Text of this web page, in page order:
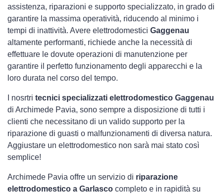
assistenza, riparazioni e supporto specializzato, in grado di
garantire la massima operatività, riducendo al minimo i
tempi di inattività. Avere elettrodomestici Gaggenau
altamente performanti, richiede anche la necessità di
effettuare le dovute operazioni di manutenzione per
garantire il perfetto funzionamento degli apparecchi e la
loro durata nel corso del tempo.
I nosrtri tecnici specializzati elettrodomestico Gaggenau
di Archimede Pavia, sono sempre a disposizione di tutti i
clienti che necessitano di un valido supporto per la
riparazione di guasti o malfunzionamenti di diversa natura.
Aggiustare un elettrodomestico non sarà mai stato così
semplice!
Archimede Pavia offre un servizio di riparazione
elettrodomestico a Garlasco completo e in rapidità su